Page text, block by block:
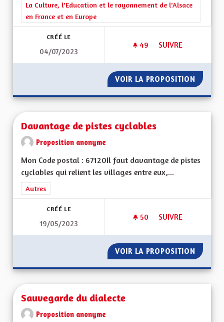
Filtrer les résultats de la catégorie : La Culture, l'Education et
La Culture, l'Education et le rayonnement de l'Alsace
en France et en Europe
CRÉÉ LE
04/07/2023
49 49 ABONNÉS
SUIVRE
VOIR LA PROPOSITION POUR
Davantage de pistes cyclables
Proposition anonyme
Mon Code postal : 67120Il faut davantage de pistes
cyclables qui relient les villages entre eux,...
Filtrer les résultats de la catégorie : Autres
Autres
CRÉÉ LE
19/05/2023
50 50 ABONNÉS
SUIVRE
VOIR LA PROPOSITION
Sauvegarde du dialecte
Proposition anonyme